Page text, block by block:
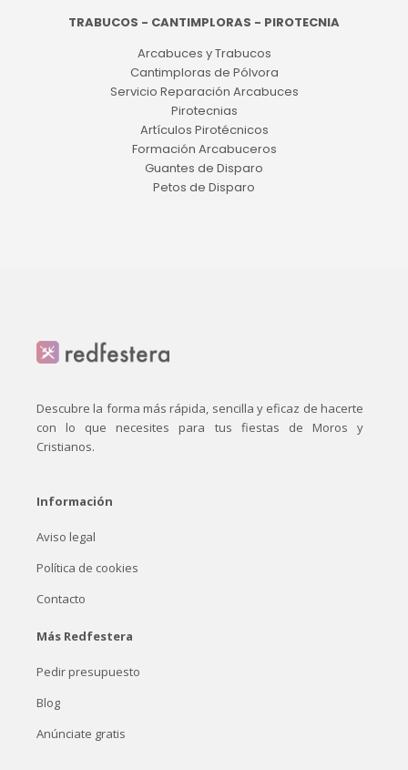
TRABUCOS - CANTIMPLORAS - PIROTECNIA
Arcabuces y Trabucos
Cantimploras de Pólvora
Servicio Reparación Arcabuces
Pirotecnias
Artículos Pirotécnicos
Formación Arcabuceros
Guantes de Disparo
Petos de Disparo
Descubre la forma más rápida, sencilla y eficaz de hacerte
con lo que necesites para tus fiestas de Moros y
Cristianos.
Información
Aviso legal
Política de cookies
Contacto
Más Redfestera
Pedir presupuesto
Blog
Anúnciate gratis